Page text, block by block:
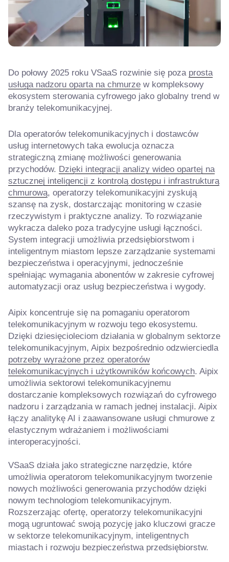
Do połowy 2025 roku VSaaS rozwinie się poza prosta
usługa nadzoru oparta na chmurze w kompleksowy
ekosystem sterowania cyfrowego jako globalny trend w
branży telekomunikacyjnej.
Dla operatorów telekomunikacyjnych i dostawców
usług internetowych taka ewolucja oznacza
strategiczną zmianę możliwości generowania
przychodów. Dzięki integracji analizy wideo opartej na
sztucznej inteligencji z kontrolą dostępu i infrastrukturą
chmurową, operatorzy telekomunikacyjni zyskują
szansę na zysk, dostarczając monitoring w czasie
rzeczywistym i praktyczne analizy. To rozwiązanie
wykracza daleko poza tradycyjne usługi łączności.
System integracji umożliwia przedsiębiorstwom i
inteligentnym miastom lepsze zarządzanie systemami
bezpieczeństwa i operacyjnymi, jednocześnie
spełniając wymagania abonentów w zakresie cyfrowej
automatyzacji oraz usług bezpieczeństwa i wygody.
Aipix koncentruje się na pomaganiu operatorom
telekomunikacyjnym w rozwoju tego ekosystemu.
Dzięki dziesięcioleciom działania w globalnym sektorze
telekomunikacyjnym, Aipix bezpośrednio odzwierciedla
potrzeby wyrażone przez operatorów
telekomunikacyjnych i użytkowników końcowych. Aipix
umożliwia sektorowi telekomunikacyjnemu
dostarczanie kompleksowych rozwiązań do cyfrowego
nadzoru i zarządzania w ramach jednej instalacji. Aipix
łączy analitykę AI i zaawansowane usługi chmurowe z
elastycznym wdrażaniem i możliwościami
interoperacyjności.
VSaaS działa jako strategiczne narzędzie, które
umożliwia operatorom telekomunikacyjnym tworzenie
nowych możliwości generowania przychodów dzięki
nowym technologiom telekomunikacyjnym.
Rozszerzając ofertę, operatorzy telekomunikacyjni
mogą ugruntować swoją pozycję jako kluczowi gracze
w sektorze telekomunikacyjnym, inteligentnych
miastach i rozwoju bezpieczeństwa przedsiębiorstw.